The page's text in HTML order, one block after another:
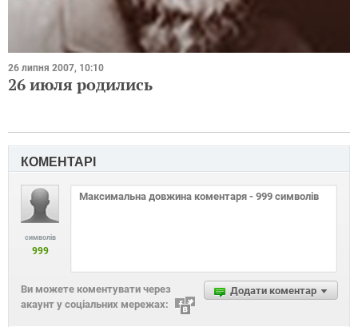
26 липня 2007, 10:10
26 июля родились
КОМЕНТАРІ
символів
999
Додати коментар
Ви можете коментувати через
акаунт у соціальних мережах: